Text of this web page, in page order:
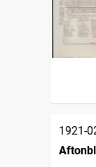
1921-